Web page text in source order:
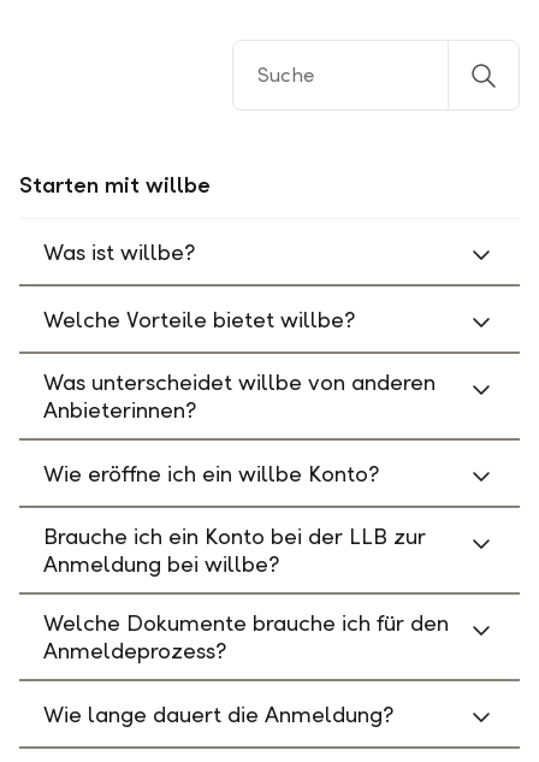
Starten mit willbe
Was ist willbe?
Welche Vorteile bietet willbe?
Was unterscheidet willbe von anderen
Anbieterinnen?
Wie eröffne ich ein willbe Konto?
Brauche ich ein Konto bei der LLB zur
Anmeldung bei willbe?
Welche Dokumente brauche ich für den
Anmeldeprozess?
Wie lange dauert die Anmeldung?